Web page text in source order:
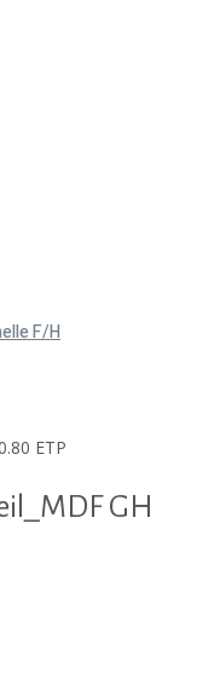
F/H
ETP
GH